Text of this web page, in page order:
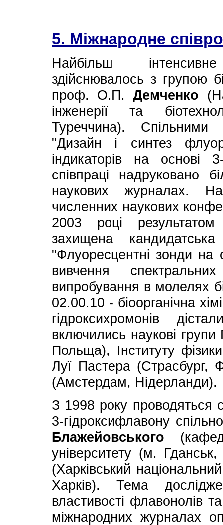
5. Міжнародне
Найбільш
здійснювалось з групою
проф. О.П.Демченко
інженерії та
Туреччина). Спільними
"Дизайн і синтез
індикаторів на основі
співпраці надруковано
наукових журналах.
численних наукових
2003 році
захищена
"Флуоресцентні зонди на
вивчення
випробування в молелях
02.00.10 - біоорганічна
гідроксихромонів
включились наукові групи
Польща), Інституту
Луї Пастера (Страсбург,
(Амстердам, Нідерланди).
З 1998 року проводяться
3-гідроксифлавону
Блажейовського
університету (м.
(Харківський
Харків). Тема
властивості флавонолів
міжнародних журналах